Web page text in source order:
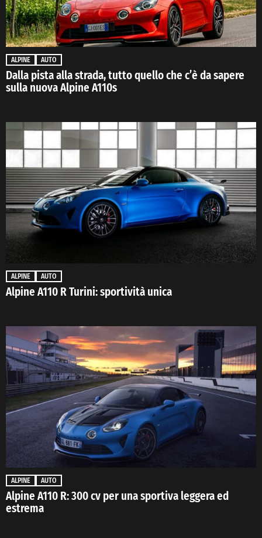
ALPINE AUTO
Dalla pista alla strada, tutto quello che c’è da sapere
sulla nuova Alpine A110s
ALPINE AUTO
Alpine A110 R Turini: sportività unica
ALPINE AUTO
Alpine A110 R: 300 cv per una sportiva leggera ed
estrema